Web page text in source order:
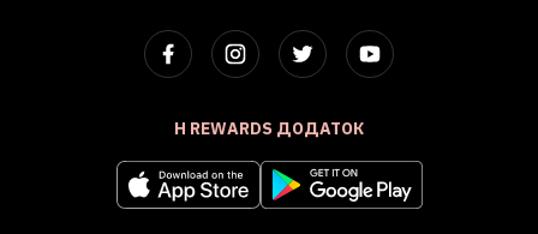
H REWARDS ДОДАТОК